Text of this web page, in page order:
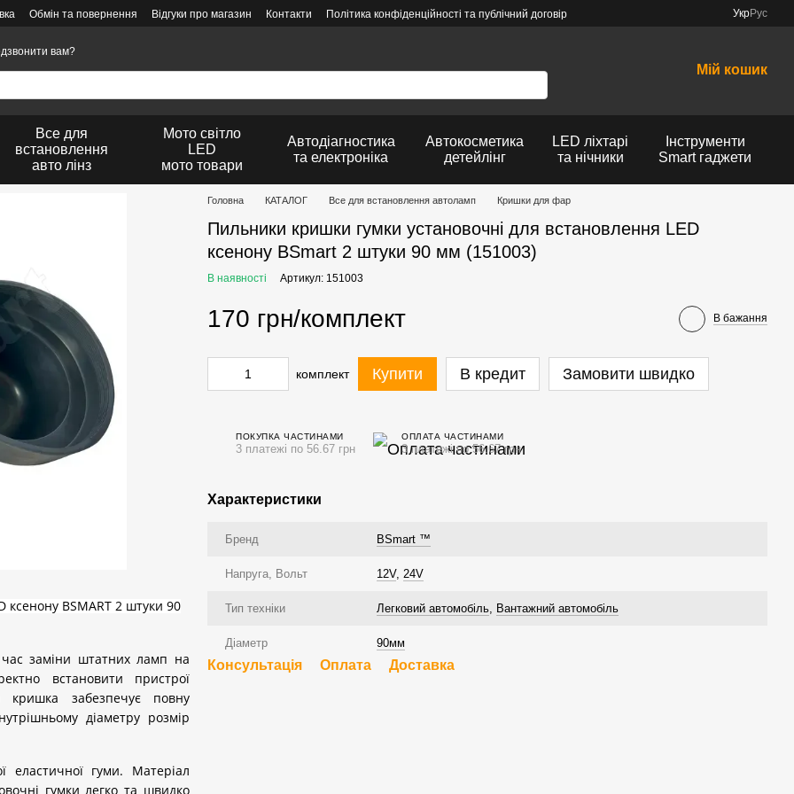
Обмін та повернення Відгуки про магазин Контакти Політика конфіденційності та публічний договір УкрРус
вам?
Мій кошик
Все для
встановлення
авто лінз
Мото світло
LED
мото товари
Автодіагностика
та електроніка
Автокосметика
детейлінг
LED ліхтарі
та нічники
Інструменти
Smart гаджети
ксенону BSMART 2 штуки 90
заміни штатних ламп на
встановити пристрої
кришка забезпечує повну
діаметру розмір
еластичної гуми. Матеріал
гумки легко та швидко
Головна КАТАЛОГ Все для встановлення автоламп Кришки для фар
Пильники кришки гумки установочні для встановлення LED
ксенону BSmart 2 штуки 90 мм (151003)
В наявності Артикул: 151003
170 грн/комплект В бажання
комплект Купити В кредит Замовити швидко
ПОКУПКА ЧАСТИНАМИ
3 платежі по 56.67 грн
ОПЛАТА ЧАСТИНАМИ
3 платежі по 56.67 грн
Характеристики
Бренд BSmart ™
Напруга, Вольт 12V, 24V
Тип техніки Легковий автомобіль, Вантажний автомобіль
Діаметр 90мм
Консультація Оплата Доставка